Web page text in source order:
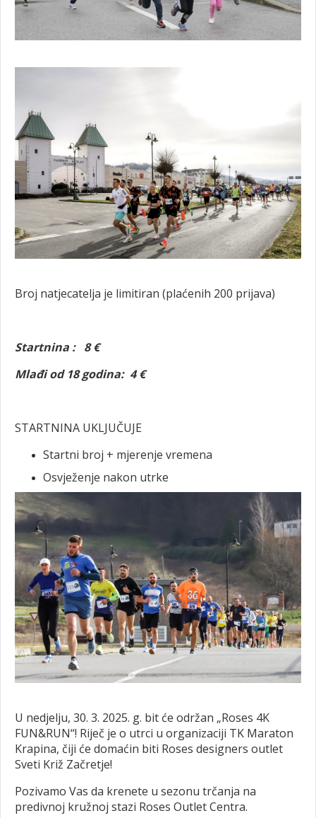
Broj natjecatelja je limitiran (plaćenih 200 prijava)
Startnina : 8 €
Mlađi od 18 godina: 4 €
STARTNINA UKLJUČUJE
Startni broj + mjerenje vremena
Osvježenje nakon utrke
U nedjelju, 30. 3. 2025. g. bit će održan „Roses 4K
FUN&RUN“! Riječ je o utrci u organizaciji TK Maraton
Krapina, čiji će domaćin biti Roses designers outlet
Sveti Križ Začretje!
Pozivamo Vas da krenete u sezonu trčanja na
predivnoj kružnoj stazi Roses Outlet Centra.